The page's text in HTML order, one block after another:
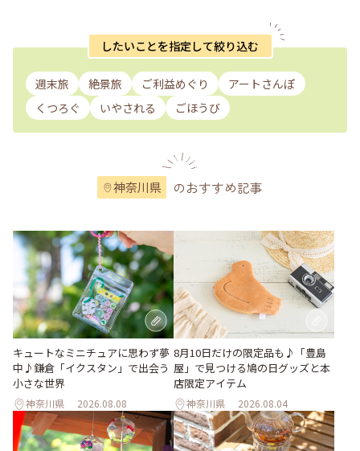
したいことを指定して絞り込む
週末旅 絶景旅 ご利益めぐり
アートさんぽ
くつろぐ
いやされる ごほうび
神奈川県 のおすすめ記事
キュートなミニチュアに思わず夢
中♪鎌倉「イクスタン」で出会う
小さな世界
神奈川県 2026.08.08
8月10日だけの限定品も♪「豊島
屋」で見つける鳩の日グッズと本
店限定アイテム
神奈川県 2026.08.04